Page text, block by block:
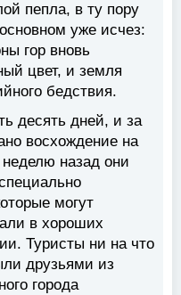
пепла, в ту пору
уже исчез:
гор вновь
цвет, и земля
бедствия.
десять дней, и за
восхождение на
назад они
могут
в хороших
Туристы ни на что
друзьями из
города